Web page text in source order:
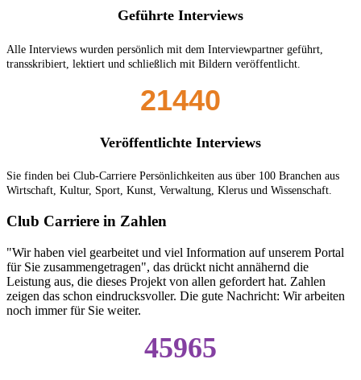
Geführte Interviews
Alle Interviews wurden persönlich mit dem Interviewpartner geführt,
transskribiert, lektiert und schließlich mit Bildern veröffentlicht.
21440
Veröffentlichte Interviews
Sie finden bei Club-Carriere Persönlichkeiten aus über 100 Branchen aus
Wirtschaft, Kultur, Sport, Kunst, Verwaltung, Klerus und Wissenschaft.
Club Carriere in Zahlen
"Wir haben viel gearbeitet und viel Information auf unserem Portal
für Sie zusammengetragen", das drückt nicht annähernd die
Leistung aus, die dieses Projekt von allen gefordert hat. Zahlen
zeigen das schon eindrucksvoller. Die gute Nachricht: Wir arbeiten
noch immer für Sie weiter.
45965